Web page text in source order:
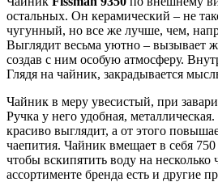
остальных. Он керамический – не
чугунный, но все же лучше, чем,
Выглядит весьма уютно – вызывает
создав с ним особую атмосферу.
Глядя на чайник, закрадывается
Чайник в меру увесистый, при
Ручка у него удобная,
красиво выглядит, а от этого
чаепития. Чайник вмещает в себя 750
чтобы вскипятить воду на несколько
ассортименте бренда есть и другие